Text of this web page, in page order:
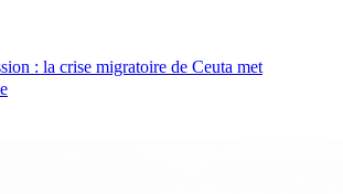
: la crise migratoire de Ceuta met